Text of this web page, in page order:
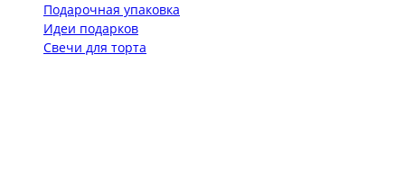
Подарочная упаковка
Идеи подарков
Свечи для торта